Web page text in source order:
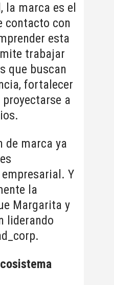
la marca es el
contacto con
esta
trabajar
que buscan
fortalecer
a
de marca ya
Y
la
Margarita y
liderando